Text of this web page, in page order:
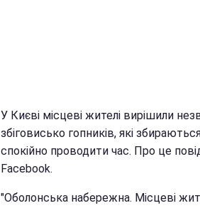
У Києві місцеві жителі вирішили
збіговисько гопників, які
спокійно проводити час. Про це
Facebook.
"Оболонська набережна. Місцеві